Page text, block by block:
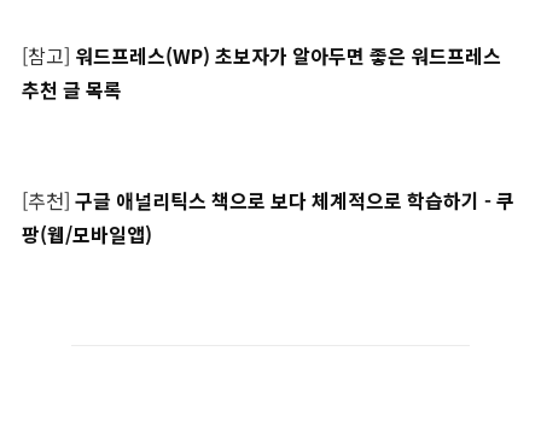
[참고] 워드프레스(WP) 초보자가 알아두면 좋은 워드프레스
추천 글 목록
[추천] 구글 애널리틱스 책으로 보다 체계적으로 학습하기 - 쿠
팡(웹/모바일앱)